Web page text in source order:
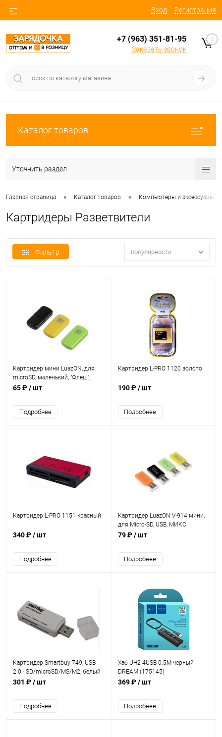
Вход Регистрация
+7 (963) 351-81-95
Заказать звонок
0
Каталог товаров
Уточнить раздел
Главная страница • Каталог товаров • Компьютеры и аксессуары
Картридеры Разветвители
Фильтр популярности
Картридер мини LuazON, для
microSD, маленький, "Флеш",
МИКС 183116
65 ₽/ шт
Подробнее
Картридер L-PRO 1120 золото
190 ₽/ шт
Подробнее
Картридер L-PRO 1151 красный
340 ₽/ шт
Подробнее
Картридер LuazON V-914 мини,
для Micro-SD, USB, МИКС
(606711)
79 ₽/ шт
Подробнее
Картридер Smartbuy 749, USB
2.0 - SD/microSD/MS/M2, белый
(SBR-749-W)
301 ₽/ шт
Подробнее
Хаб UH2 4USB 0.5M черный
DREAM (175145)
369 ₽/ шт
Подробнее